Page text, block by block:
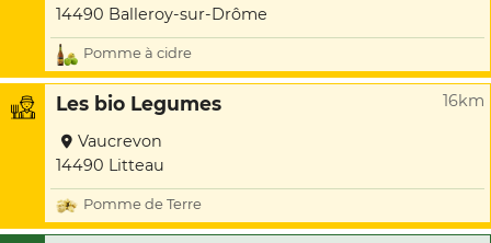
14490 Balleroy-sur-Drôme
Pomme à cidre
Les bio Legumes 16km
Vaucrevon
14490 Litteau
Pomme de Terre